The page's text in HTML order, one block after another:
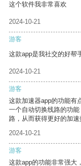
这个软件我非常喜欢
2024-10-21
游客
这款app是我社交的好帮
2024-10-21
游客
这款加速器app的功能有
一个自动切换线路的功
路，从而获得更好的加速
2024-10-21
游客
这款app的功能非常强大